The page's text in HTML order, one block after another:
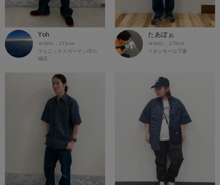
Yoh
フェニックスガーデン浮の
城店
171cm
たあぼぉ
イオンモール下妻
179cm